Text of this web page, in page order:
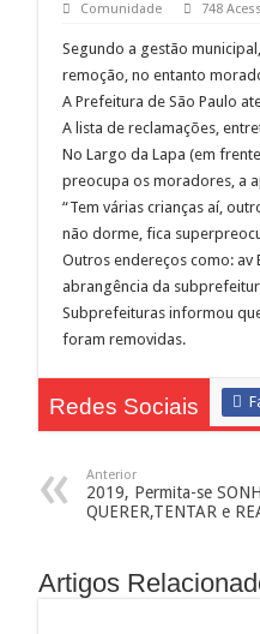
Prefeitura
Saiba
Bibliotecas
Comunidade 748
Segundo a gestão
remoção, no entanto
A Prefeitura de São Paulo
A lista de reclamações,
No Largo da Lapa (em
preocupa os moradores, a
“Tem várias crianças aí,
não dorme, fica
Outros endereços como: av
abrangência da
Subprefeituras informou
foram removidas.
Redes Sociais
Anterior
2019, Permita-se
QUERER,TENTAR e
Artigos